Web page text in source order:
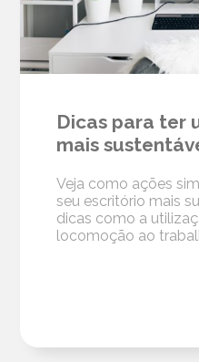
Dicas para ter
mais
Veja como ações
seu escritório mais
dicas como a
locomoção ao